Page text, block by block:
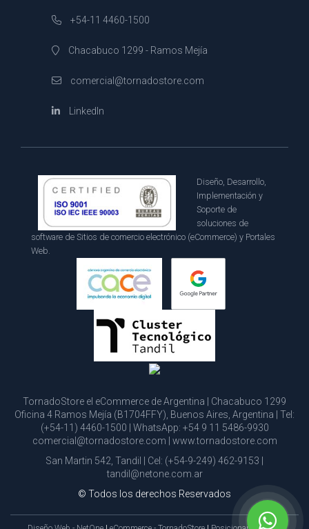
+54-11 4460-1500
Chacabuco 1299 - Ramos Mejía
comercial@tornadostore.com
LinkedIn
Diseño, Desarrollo,
Implementación y
Soporte de
soluciones de
software de Sitios de comercio electrónico (eCommerce) y Portales
Web.
TornadoStore el eCommerce de Argentina | Chacabuco 1299
Oficina 4 Ramos Mejía (B1704FFY), Buenos Aires, Argentina | Tel:
(+54-11) 4460-1500 | WhatsApp: +54 9 11 5486-9930
comercial@tornadostore.com
www.tornadostore.com
San Martin 542, Tandil | Cel: (+54-9-249) 462-9153
tandil@netone.com.ar
© Todos los derechos Reservados